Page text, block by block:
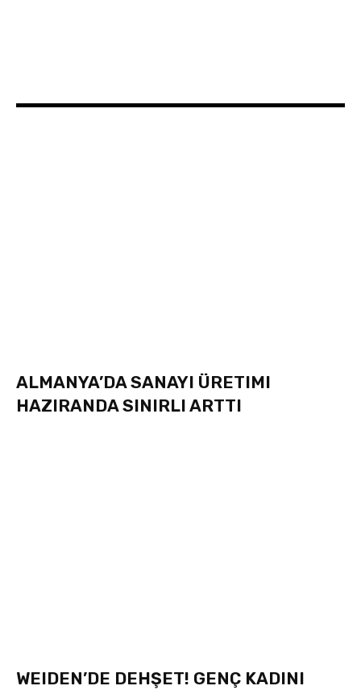
ALMANYA’DA SANAYI ÜRETIMI
HAZIRANDA SINIRLI ARTTI
WEIDEN’DE DEHŞET! GENÇ KADINI